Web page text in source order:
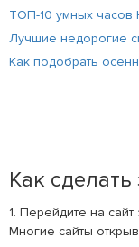
ТОП-10 умных часов
Лучшие недорогие
Как подобрать
Как сделать
1. Перейдите на
Многие сайты